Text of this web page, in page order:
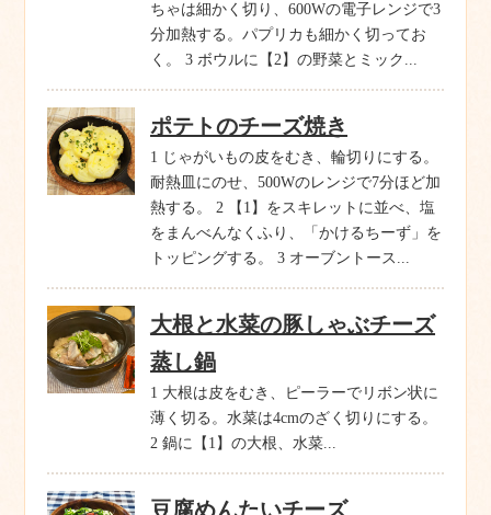
ちゃは細かく切り、600Wの電子レンジで3
分加熱する。パプリカも細かく切ってお
く。 3 ボウルに【2】の野菜とミック...
ポテトのチーズ焼き
1 じゃがいもの皮をむき、輪切りにする。
耐熱皿にのせ、500Wのレンジで7分ほど加
熱する。 2 【1】をスキレットに並べ、塩
をまんべんなくふり、「かけるちーず」を
トッピングする。 3 オーブントース...
大根と水菜の豚しゃぶチーズ
蒸し鍋
1 大根は皮をむき、ピーラーでリボン状に
薄く切る。水菜は4cmのざく切りにする。
2 鍋に【1】の大根、水菜...
豆腐めんたいチーズ